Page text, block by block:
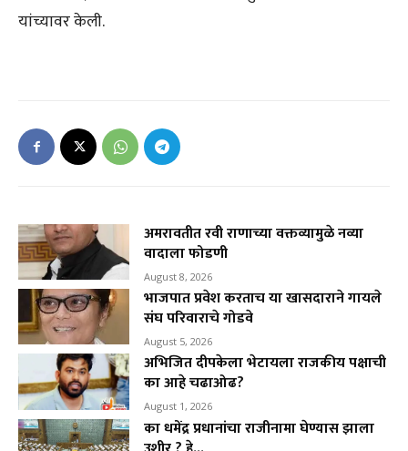
यांच्यावर केली.
अमरावतीत रवी राणाच्या वक्तव्यामुळे नव्या
वादाला फोडणी
August 8, 2026
भाजपात प्रवेश करताच या खासदाराने गायले
संघ परिवाराचे गोडवे
August 5, 2026
अभिजित दीपकेला भेटायला राजकीय पक्षाची
का आहे चढाओढ?
August 1, 2026
का धमेंद्र प्रधानांचा राजीनामा घेण्यास झाला